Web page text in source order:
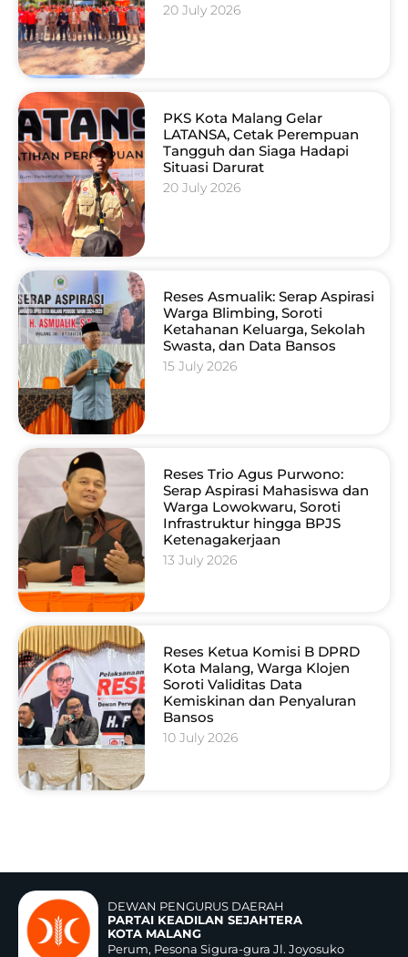
20 July 2026
PKS Kota Malang Gelar
LATANSA, Cetak Perempuan
Tangguh dan Siaga Hadapi
Situasi Darurat
20 July 2026
Reses Asmualik: Serap Aspirasi
Warga Blimbing, Soroti
Ketahanan Keluarga, Sekolah
Swasta, dan Data Bansos
15 July 2026
Reses Trio Agus Purwono:
Serap Aspirasi Mahasiswa dan
Warga Lowokwaru, Soroti
Infrastruktur hingga BPJS
Ketenagakerjaan
13 July 2026
Reses Ketua Komisi B DPRD
Kota Malang, Warga Klojen
Soroti Validitas Data
Kemiskinan dan Penyaluran
Bansos
10 July 2026
DEWAN PENGURUS DAERAH
PARTAI KEADILAN SEJAHTERA
KOTA MALANG
Perum, Pesona Sigura-gura Jl. Joyosuko